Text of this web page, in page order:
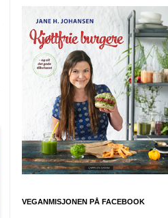
VEGANMISJONEN PÅ FACEBOOK